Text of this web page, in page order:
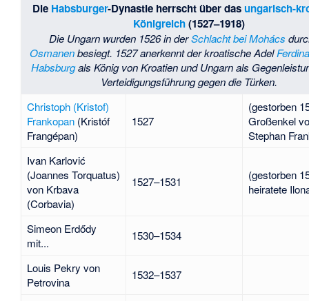
Die Habsburger-Dynastie herrscht über dasungarisch-
Königreich(1527–1918)
Die Ungarn wurden 1526 in derSchlacht bei Mohács
Osmanenbesiegt. 1527 anerkennt der kroatische Adel
Habsburgals König von Kroatien und Ungarn als
Verteidigungsführung gegen die Türken.
Christoph (Kristof)
Frankopan(Kristóf
Frangépan)
1527
(gestorben
Großenkel
Stephan
Ivan Karlović
(Joannes Torquatus)
von Krbava
(Corbavia)
1527–1531
(gestorben
heiratete
Simeon Erdődy
mit...
1530–1534
Louis Pekry von
Petrovina
1532–1537